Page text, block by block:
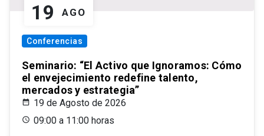
19 AGO
Conferencias
Seminario: “El Activo que Ignoramos: Cómo
el envejecimiento redefine talento,
mercados y estrategia”
19 de Agosto de 2026
09:00 a 11:00 horas